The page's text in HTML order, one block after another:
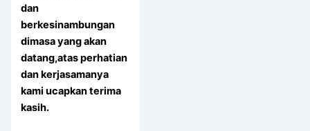
dan
berkesinambungan
dimasa yang akan
datang,atas perhatian
dan kerjasamanya
kami ucapkan terima
kasih.